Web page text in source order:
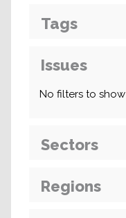
Tags
Issues
No filters to show
Sectors
Regions